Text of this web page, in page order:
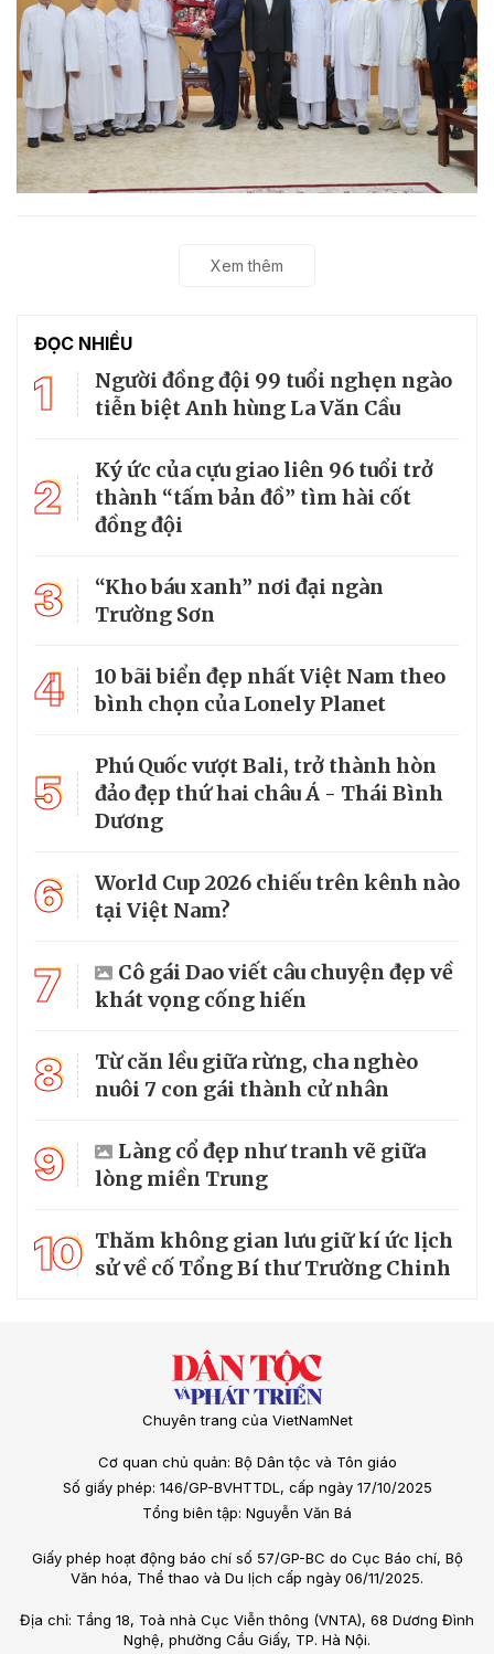
Xem thêm
ĐỌC NHIỀU
1
Người đồng đội 99 tuổi nghẹn ngào
tiễn biệt Anh hùng La Văn Cầu
2
Ký ức của cựu giao liên 96 tuổi trở
thành “tấm bản đồ” tìm hài cốt
đồng đội
3
“Kho báu xanh” nơi đại ngàn
Trường Sơn
4
10 bãi biển đẹp nhất Việt Nam theo
bình chọn của Lonely Planet
5
Phú Quốc vượt Bali, trở thành hòn
đảo đẹp thứ hai châu Á - Thái Bình
Dương
6
World Cup 2026 chiếu trên kênh nào
tại Việt Nam?
7
Cô gái Dao viết câu chuyện đẹp về
khát vọng cống hiến
8
Từ căn lều giữa rừng, cha nghèo
nuôi 7 con gái thành cử nhân
9
Làng cổ đẹp như tranh vẽ giữa
lòng miền Trung
10 Thăm không gian lưu giữ kí ức lịch
sử về cố Tổng Bí thư Trường Chinh
Chuyên trang của VietNamNet
Cơ quan chủ quản: Bộ Dân tộc và Tôn giáo
Số giấy phép: 146/GP-BVHTTDL, cấp ngày 17/10/2025
Tổng biên tập: Nguyễn Văn Bá
Giấy phép hoạt động báo chí số 57/GP-BC do Cục Báo chí, Bộ
Văn hóa, Thể thao và Du lịch cấp ngày 06/11/2025.
Địa chỉ: Tầng 18, Toà nhà Cục Viễn thông (VNTA), 68 Dương Đình
Nghệ, phường Cầu Giấy, TP. Hà Nội.